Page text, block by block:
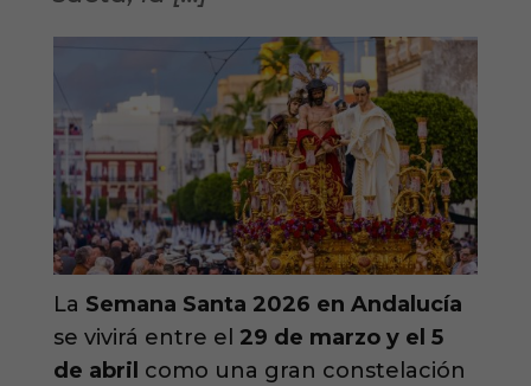
La Semana Santa 2026 en Andalucía
se vivirá entre el 29 de marzo y el 5
de abril como una gran constelación